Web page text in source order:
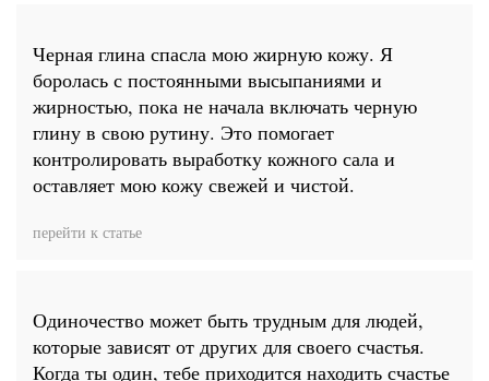
Черная глина спасла мою жирную кожу. Я
боролась с постоянными высыпаниями и
жирностью, пока не начала включать черную
глину в свою рутину. Это помогает
контролировать выработку кожного сала и
оставляет мою кожу свежей и чистой.
перейти к статье
Одиночество может быть трудным для людей,
которые зависят от других для своего счастья.
Когда ты один, тебе приходится находить счастье